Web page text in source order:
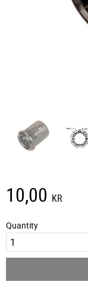
10,00 KR
Quantity